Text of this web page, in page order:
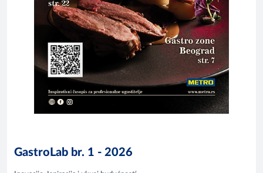
GastroLab br. 1 - 2026